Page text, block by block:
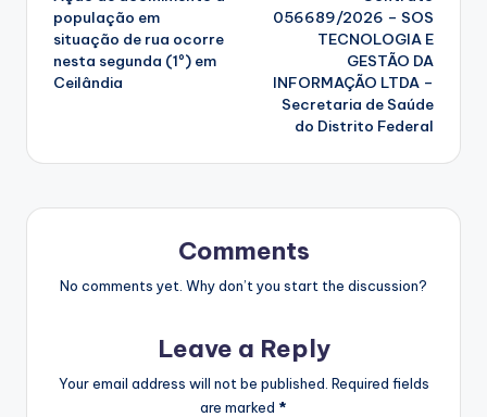
navigation
população em
situação de rua ocorre
nesta segunda (1º) em
Ceilândia
056689/2026 – SOS
TECNOLOGIA E
GESTÃO DA
INFORMAÇÃO LTDA –
Secretaria de Saúde
do Distrito Federal
Comments
No comments yet. Why don’t you start the discussion?
Leave a Reply
Your email address will not be published. Required fields
are marked *